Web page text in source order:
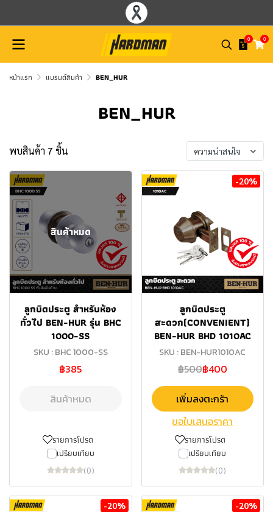
0 0
หน้าแรก แบรนด์สินค้า BEN_HUR
BEN_HUR
พบสินค้า 7 ชิ้น ความน่าสนใจ
สินค้าหมด
ลูกบิดประตู สำหรับห้อง
ทั่วไป BEN-HUR รุ่น BHC
1000-SS
SKU : BHC 1000-SS
฿385
สินค้าหมด
รายการโปรด
เปรียบเทียบ
(0)
-20%
ลูกบิดประตู
สะดวก(CONVENIENT)
BEN-HUR BHD 1010AC
SKU : BEN-HUR1010AC
฿500฿400
เพิ่มลงตะกร้า
ขอใบเสนอราคา
รายการโปรด
เปรียบเทียบ
(0)
-20% -20%